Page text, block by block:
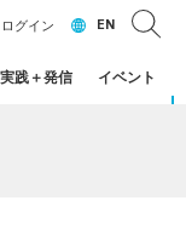
実践＋発信 イベント
ログイン EN